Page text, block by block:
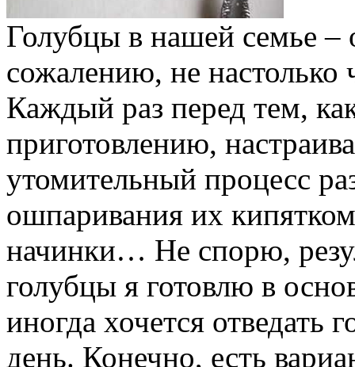
Голубцы в нашей семье
сожалению, не настолько
Каждый раз перед тем,
приготовлению,
утомительный процесс
ошпаривания их
начинки… Не спорю,
голубцы я готовлю в
иногда хочется
день. Конечно, есть